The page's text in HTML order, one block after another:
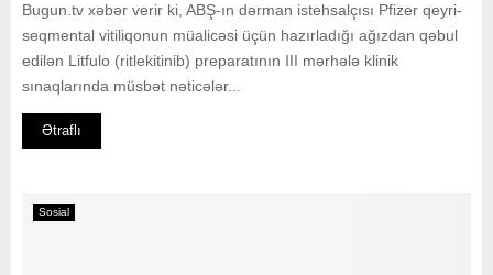
Bugun.tv xəbər verir ki, ABŞ-ın dərman istehsalçısı Pfizer qeyri-
seqmental vitiliqonun müalicəsi üçün hazırladığı ağızdan qəbul
edilən Litfulo (ritlekitinib) preparatının III mərhələ klinik
sınaqlarında müsbət nəticələr...
Ətraflı
Sosial